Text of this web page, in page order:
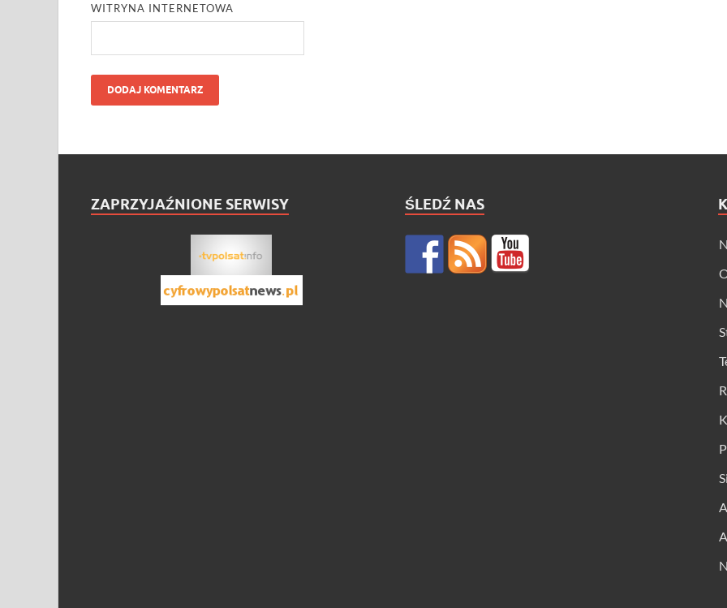
WITRYNA INTERNETOWA
ZAPRZYJAŹNIONE SERWISY ŚLEDŹ NAS